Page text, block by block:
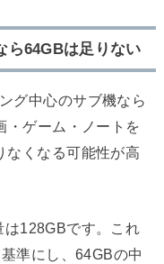
ら64GBは足りない
グ中心のサブ機なら
・ゲーム・ノートを
なくなる可能性が高
128GBです。これ
準にし、64GBの中